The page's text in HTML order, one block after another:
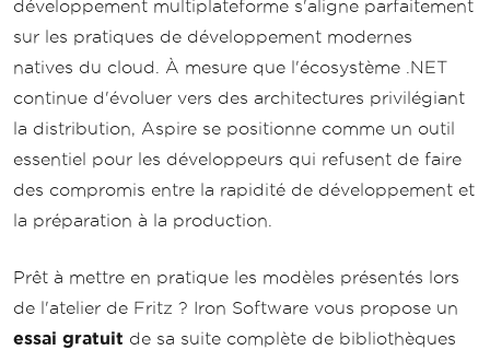
développement multiplateforme s'aligne parfaitement
sur les pratiques de développement modernes
natives du cloud. À mesure que l'écosystème .NET
continue d'évoluer vers des architectures privilégiant
la distribution, Aspire se positionne comme un outil
essentiel pour les développeurs qui refusent de faire
des compromis entre la rapidité de développement et
la préparation à la production.
Prêt à mettre en pratique les modèles présentés lors
de l'atelier de Fritz ? Iron Software vous propose un
essai gratuit de sa suite complète de bibliothèques